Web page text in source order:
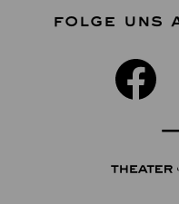
FOLGE UNS